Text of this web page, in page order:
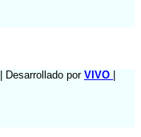
| Desarrollado por VIVO |